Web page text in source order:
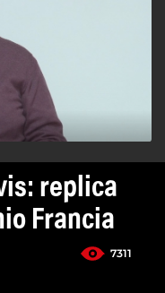
replica
Francia
7311